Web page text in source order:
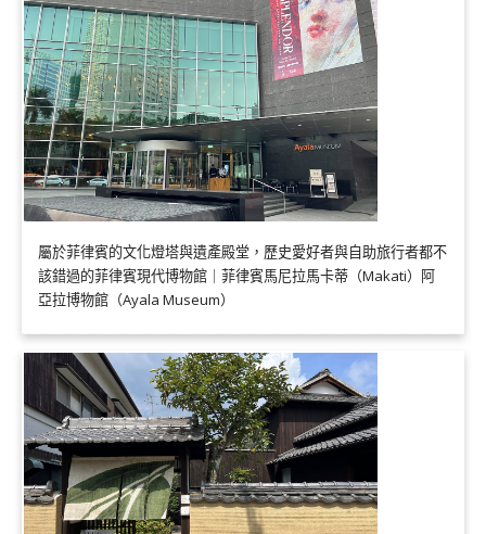
屬於菲律賓的文化燈塔與遺產殿堂，歷史愛好者與自助旅行者都不
該錯過的菲律賓現代博物館｜菲律賓馬尼拉馬卡蒂（Makati）阿
亞拉博物館（Ayala Museum）